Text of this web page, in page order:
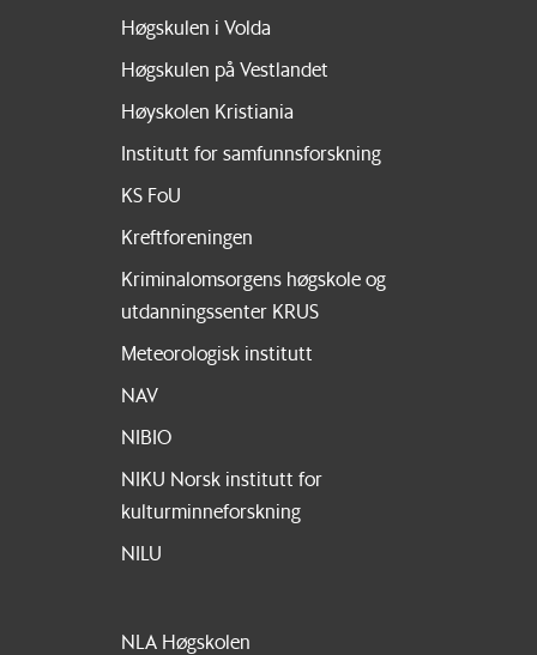
Høgskulen i Volda
Høgskulen på Vestlandet
Høyskolen Kristiania
Institutt for samfunnsforskning
KS FoU
Kreftforeningen
Kriminalomsorgens høgskole og
utdanningssenter KRUS
Meteorologisk institutt
NAV
NIBIO
NIKU Norsk institutt for
kulturminneforskning
NILU
NLA Høgskolen